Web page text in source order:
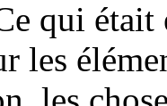
qui était
les